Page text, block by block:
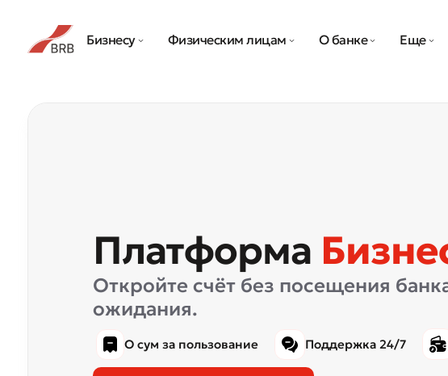
Бизнесу Физическим лицам О банке Еще
Платформа
Откройте счёт без посещения
ожидания.
O сум за пользование Поддержка 24/7